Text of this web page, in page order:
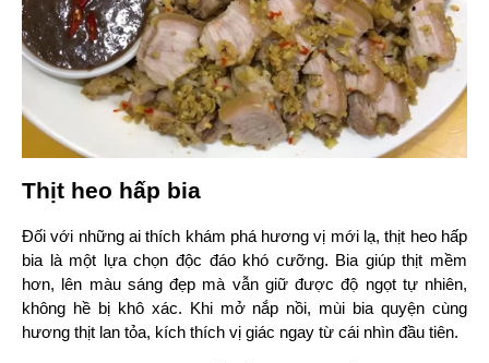
Thịt heo hấp bia
Đối với những ai thích khám phá hương vị mới lạ, thịt heo hấp
bia là một lựa chọn độc đáo khó cưỡng. Bia giúp thịt mềm
hơn, lên màu sáng đẹp mà vẫn giữ được độ ngọt tự nhiên,
không hề bị khô xác. Khi mở nắp nồi, mùi bia quyện cùng
hương thịt lan tỏa, kích thích vị giác ngay từ cái nhìn đầu tiên.